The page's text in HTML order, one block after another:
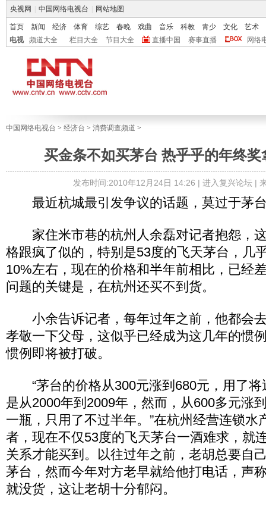
央视网 中国网络电视台 网站地图
首页 新闻 经济 体育 综艺 春晚 戏曲 音乐 科教 青少 文化
艺术
电视
频道大全 栏目大全 节目大全 直播中国 赛事直播 网络
中国网络电视台 > 经济台 > 消费调查频道 >
买金条不如买茅台 热乎乎的年终奖
发布时间:2010年12月24日 14:26 | 进入复兴论坛|
最近杭城最引发争议的话题，莫过于茅
家住米市巷的杭州人余磊对记者抱怨，
格跟疯了似的，特别是53度的飞天茅台，几
10%左右，现在的价格和半年前相比，已经
问题的关键是，在杭州还买不到货。
小余告诉记者，每年过年之前，他都会
孝敬一下父母，这似乎已经成为这几年的惯
惯例即将被打破。
“茅台的价格从300元涨到680元，用了将
是从2000年到2009年，然而，从600多元涨
一瓶，只用了不过半年。”在杭州经营连锁水
者，现在不仅53度的飞天茅台一酒难求，就
关系才能买到。以往过年之前，老胡总要自
茅台，然而今年对方老早就给他打电话，声
就没货，这让老胡十分郁闷。